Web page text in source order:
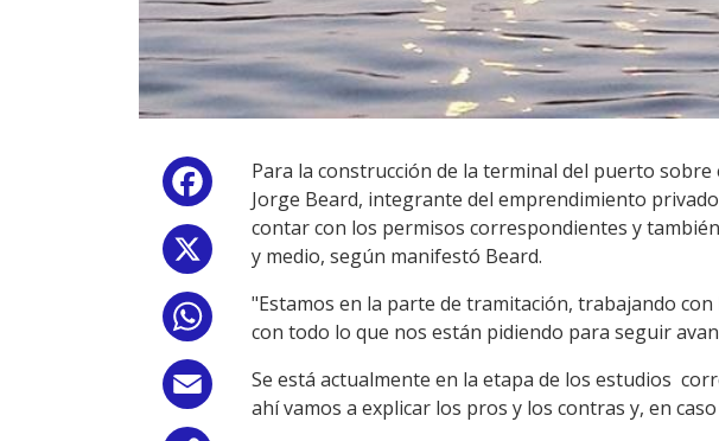
Facebook
WhatsApp
Email
Para la construcción de la terminal del puerto
Jorge Beard, integrante del emprendimiento
contar con los permisos correspondientes y
y medio, según manifestó Beard.
"Estamos en la parte de tramitación, trabajando
con todo lo que nos están pidiendo para seguir
Se está actualmente en la etapa de los estudios
ahí vamos a explicar los pros y los contras y, en